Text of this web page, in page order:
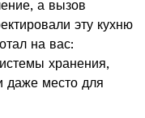
а вызов
эту кухню
на вас:
хранения,
даже место для